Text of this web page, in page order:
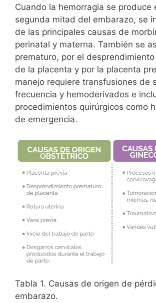
Cuando la hemorragia se produce
segunda mitad del embarazo, se
de las principales causas de
perinatal y materna. También se
prematuro, por el
de la placenta y por la placenta
manejo requiere transfusiones de
frecuencia y hemoderivados e
procedimientos quirúrgicos como
de emergencia.
Tabla 1. Causas de origen de
embarazo.